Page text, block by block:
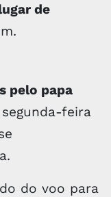
de
pelo papa
feira
do voo para